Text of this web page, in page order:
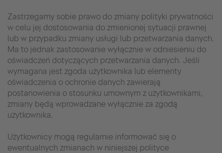
Zastrzegamy sobie prawo do zmiany polityki prywatności
w celu jej dostosowania do zmienionej sytuacji prawnej
lub w przypadku zmiany usługi lub przetwarzania danych.
Ma to jednak zastosowanie wyłącznie w odniesieniu do
oświadczeń dotyczących przetwarzania danych. Jeśli
wymagana jest zgoda użytkownika lub elementy
oświadczenia o ochronie danych zawierają
postanowienia o stosunku umownym z użytkownikami,
zmiany będą wprowadzane wyłącznie za zgodą
użytkownika.
Użytkownicy mogą regularnie informować się o
ewentualnych zmianach w niniejszej polityce